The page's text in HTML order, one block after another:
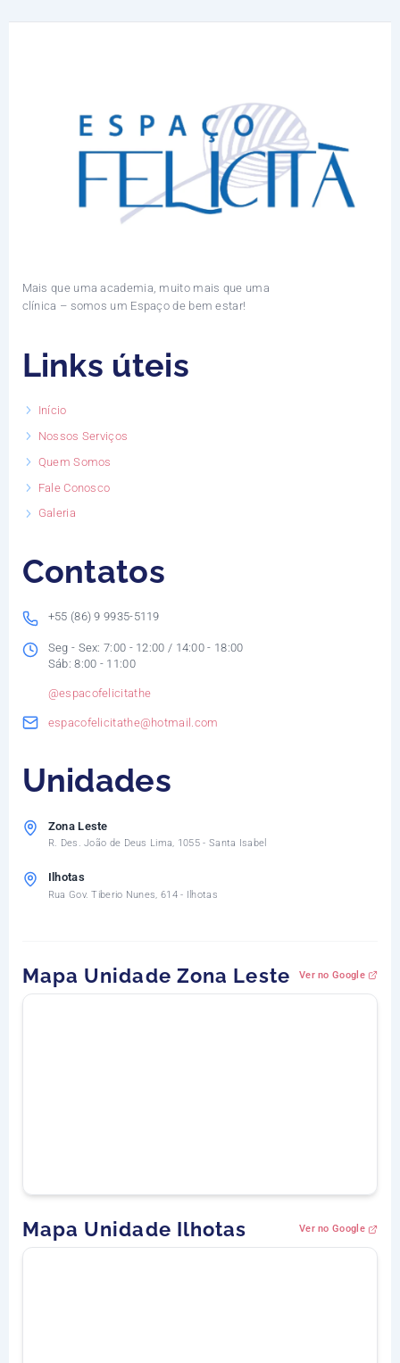
Mais que uma academia, muito mais que uma
clínica – somos um Espaço de bem estar!
Links úteis
Início
Nossos Serviços
Quem Somos
Fale Conosco
Galeria
Contatos
+55 (86) 9 9935-5119
Seg - Sex: 7:00 - 12:00 / 14:00 - 18:00
Sáb: 8:00 - 11:00
@espacofelicitathe
espacofelicitathe@hotmail.com
Unidades
Zona Leste
R. Des. João de Deus Lima, 1055 - Santa Isabel
Ilhotas
Rua Gov. Tiberio Nunes, 614 - Ilhotas
Mapa Unidade Zona Leste Ver no Google
Mapa Unidade Ilhotas Ver no Google